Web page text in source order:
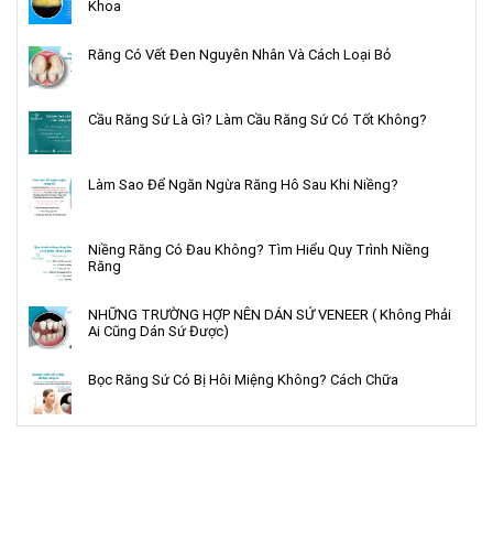
Khoa
Răng Có Vết Đen Nguyên Nhân Và Cách Loại Bỏ
Cầu Răng Sứ Là Gì? Làm Cầu Răng Sứ Có Tốt Không?
Làm Sao Để Ngăn Ngừa Răng Hô Sau Khi Niềng?
Niềng Răng Có Đau Không? Tìm Hiểu Quy Trình Niềng
Răng
NHỮNG TRƯỜNG HỢP NÊN DÁN SỨ VENEER ( Không Phải
Ai Cũng Dán Sứ Được)
Bọc Răng Sứ Có Bị Hôi Miệng Không? Cách Chữa